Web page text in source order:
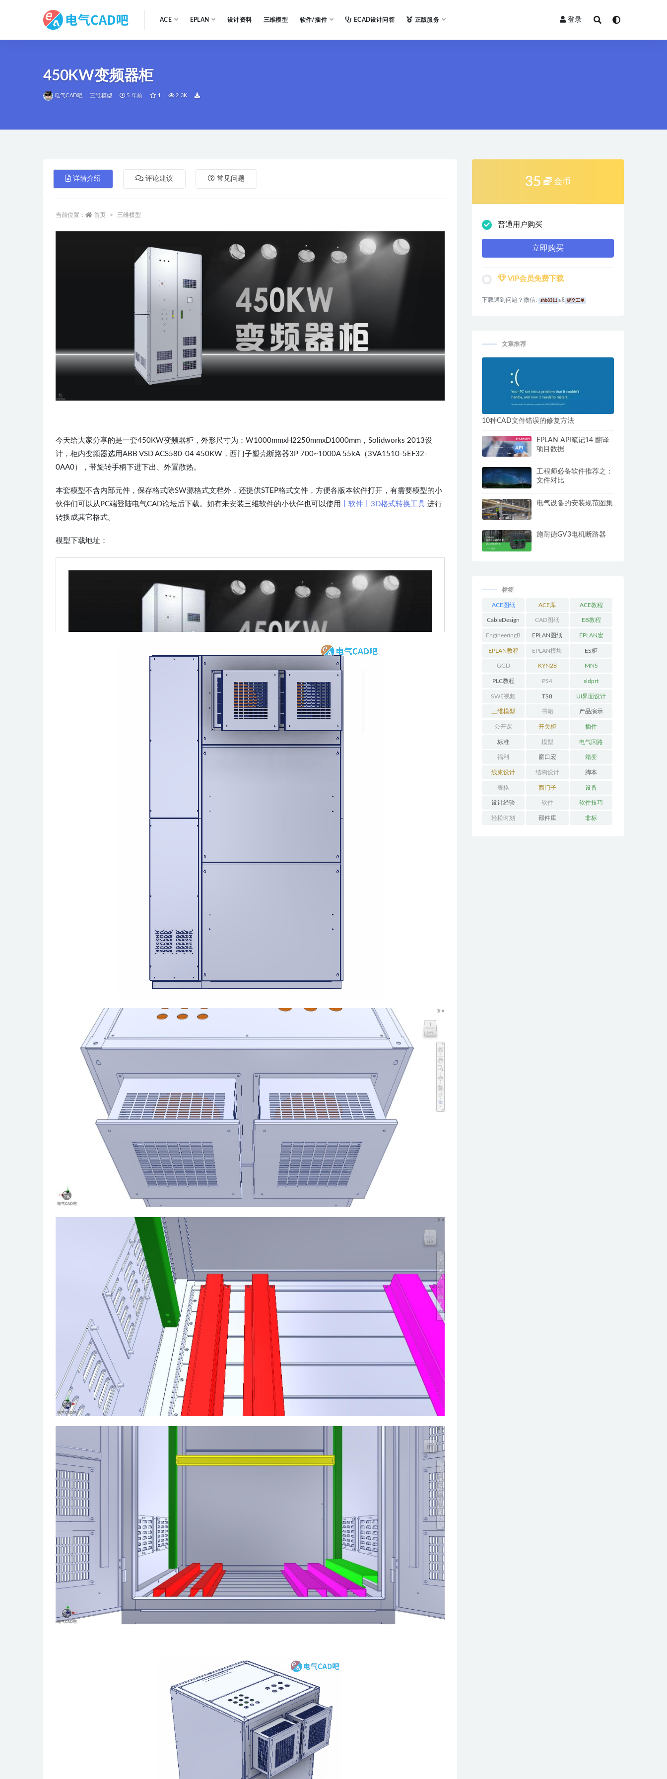
ACE EPLAN 设计资料 三维模型 软件/插件 ECAD设计问答 正版服务 登录
450KW变频器柜
电气CAD吧 三维模型 5 年前 1 2.3K
详情介绍 评论建议 常见问题
当前位置： 首页 三维模型
今天给大家分享的是一套450KW变频器柜，外形尺寸为：W1000mmxH2250mmxD1000mm，Solidworks 2013设
计，柜内变频器选用ABB VSD ACS580-04 450KW，西门子塑壳断路器3P 700~1000A 55kA（3VA1510-5EF32-
0AA0），带旋转手柄下进下出、外置散热。
本套模型不含内部元件，保存格式除SW源格式文档外，还提供STEP格式文件，方便各版本软件打开，有需要模型的小
伙伴们可以从PC端登陆电气CAD论坛后下载。如有未安装三维软件的小伙伴也可以使用
丨软件丨3D格式转换工具 进行
转换成其它格式。
模型下载地址：
35 金币
普通用户购买
立即购买
VIP会员免费下载
下载遇到问题？微信: shb8311 或 提交工单
文章推荐
10种CAD文件错误的修复方法
EPLAN API笔记14 翻译
项目数据
工程师必备软件推荐之：
文件对比
电气设备的安装规范图集
施耐德GV3电机断路器
标签
ACE图纸 ACE库 ACE教程
CableDesign CAD图纸 EB教程
EngineeringB
ase教程
EPLAN图纸 EPLAN宏
EPLAN教程 EPLAN模块 ES柜
GGD KYN28 MNS
PLC教程 PS4 sldprt
SWE视频 TS8 UI界面设计
三维模型 书籍 产品演示
公开课 开关柜 插件
标准 模型 电气回路
福利 窗口宏 箱变
线束设计 结构设计 脚本
表格 西门子 设备
设计经验 软件 软件技巧
轻松时刻 部件库 非标